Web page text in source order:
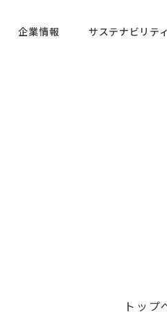
企業情報 サステナビリティ
トップ